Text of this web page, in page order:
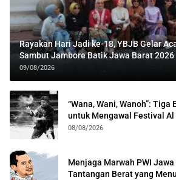
Rayakan Hari Jadi ke-18, YBJB Gelar
Sambut Jambore Batik Jawa Barat 2026
09/08/2026
“Wana, Wani, Wanoh”:
untuk Mengawal Festival
08/08/2026
Menjaga Marwah PWI Jawa
Tantangan Berat yang